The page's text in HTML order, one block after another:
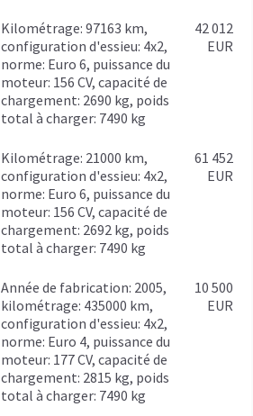
kilométrage: 97163 km,
configuration d'essieu: 4x2,
norme: Euro 6, puissance du
moteur: 156 CV, capacité de
chargement: 2690 kg, poids
total à charger: 7490 kg
42 012
EUR
kilométrage: 21000 km,
configuration d'essieu: 4x2,
norme: Euro 6, puissance du
moteur: 156 CV, capacité de
chargement: 2692 kg, poids
total à charger: 7490 kg
61 452
EUR
année de fabrication: 2005,
kilométrage: 435000 km,
configuration d'essieu: 4x2,
norme: Euro 4, puissance du
moteur: 177 CV, capacité de
chargement: 2815 kg, poids
total à charger: 7490 kg
10 500
EUR